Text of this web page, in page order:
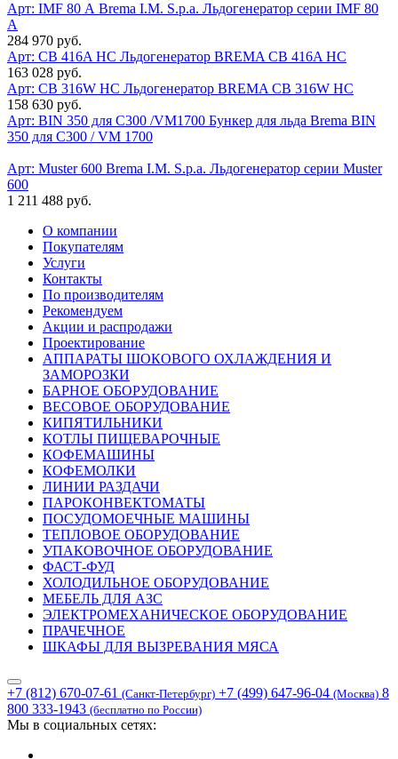
Арт: IMF 80 А Brema I.M. S.p.a. Льдогенератор серии IMF 80
А
284 970 руб.
Арт: СВ 416A HC Льдогенератор BREMA СВ 416A HC
163 028 руб.
Арт: CB 316W HC Льдогенератор BREMA CB 316W HC
158 630 руб.
Арт: BIN 350 для C300 /VM1700 Бункер для льда Brema BIN
350 для C300 / VM 1700
Арт: Muster 600 Brema I.M. S.p.a. Льдогенератор серии Muster
600
1 211 488 руб.
О компании
Покупателям
Услуги
Контакты
По производителям
Рекомендуем
Акции и распродажи
Проектирование
АППАРАТЫ ШОКОВОГО ОХЛАЖДЕНИЯ И
ЗАМОРОЗКИ
БАРНОЕ ОБОРУДОВАНИЕ
ВЕСОВОЕ ОБОРУДОВАНИЕ
КИПЯТИЛЬНИКИ
КОТЛЫ ПИЩЕВАРОЧНЫЕ
КОФЕМАШИНЫ
КОФЕМОЛКИ
ЛИНИИ РАЗДАЧИ
ПАРОКОНВЕКТОМАТЫ
ПОСУДОМОЕЧНЫЕ МАШИНЫ
ТЕПЛОВОЕ ОБОРУДОВАНИЕ
УПАКОВОЧНОЕ ОБОРУДОВАНИЕ
ФАСТ-ФУД
ХОЛОДИЛЬНОЕ ОБОРУДОВАНИЕ
МЕБЕЛЬ ДЛЯ АЗС
ЭЛЕКТРОМЕХАНИЧЕСКОЕ ОБОРУДОВАНИЕ
ПРАЧЕЧНОЕ
ШКАФЫ ДЛЯ ВЫЗРЕВАНИЯ МЯСА
+7 (812) 670-07-61 (Санкт-Петербург) +7 (499) 647-96-04 (Москва) 8
800 333-1943 (бесплатно по России)
Мы в социальных сетях: